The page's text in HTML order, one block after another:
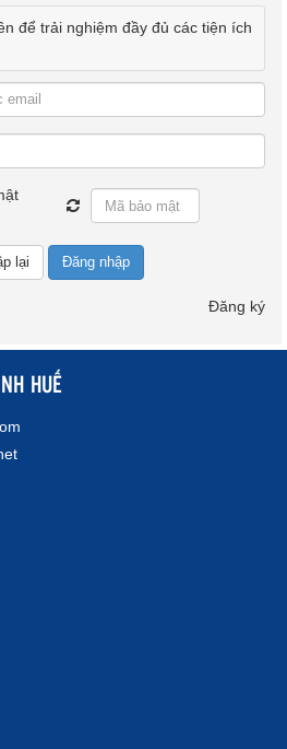
để trải nghiệm đầy đủ các tiện ích
Đăng nhập
Đăng ký
HUẾ